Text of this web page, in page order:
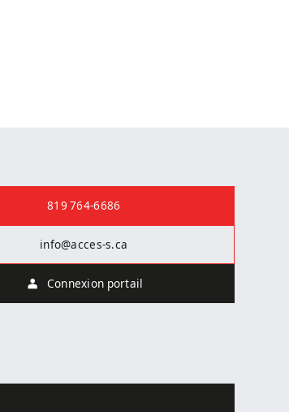
819 764-6686
info@acces-s.ca
Connexion portail